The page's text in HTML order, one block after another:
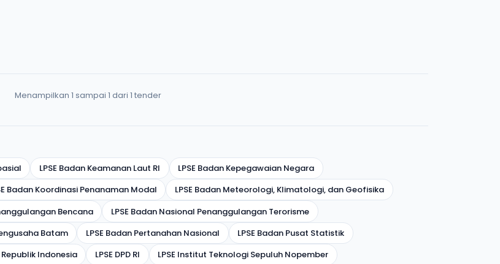
Menampilkan 1 sampai 1 dari 1 tender
LPSE Badan Keamanan Laut RI
LPSE Badan Kepegawaian Negara
Badan Koordinasi Penanaman Modal
LPSE Badan Meteorologi, Klimatologi, dan Geofisika
Bencana
LPSE Badan Nasional Penanggulangan Terorisme
Batam LPSE Badan Pertanahan Nasional
LPSE Badan Pusat Statistik
Republik Indonesia LPSE DPD RI
LPSE Institut Teknologi Sepuluh Nopember